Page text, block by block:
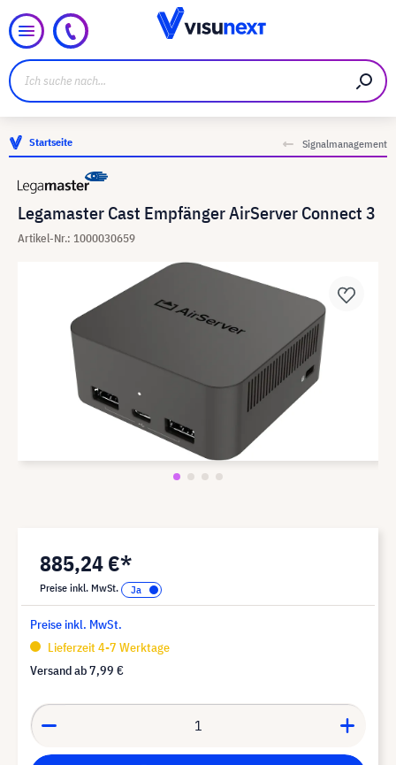
Startseite Signalmanagement
Legamaster Cast Empfänger AirServer Connect 3
Artikel-Nr.: 1000030659
885,24 €*
Preise inkl. MwSt.
Preise inkl. MwSt.
Lieferzeit 4-7 Werktage
Versand ab7,99 €